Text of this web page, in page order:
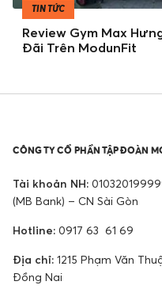
TIN TỨC
Review Gym Max
Đãi Trên ModunFit
CÔNG TY CỔ PHẦN TẬP ĐOÀN
Tài khoản NH:
(MB Bank) – CN Sài Gòn
Hotline: 0917 63 61 69
Địa chỉ: 1215 Phạm Văn
Đồng Nai